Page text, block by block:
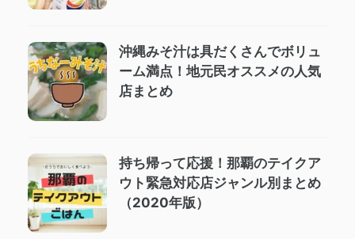
沖縄みそ汁は具だくさんでボリュ
ーム満点！地元民オススメの人気
店まとめ
持ち帰って応援！那覇のテイクア
ウト緊急対応店ジャンル別まとめ
（2020年版）